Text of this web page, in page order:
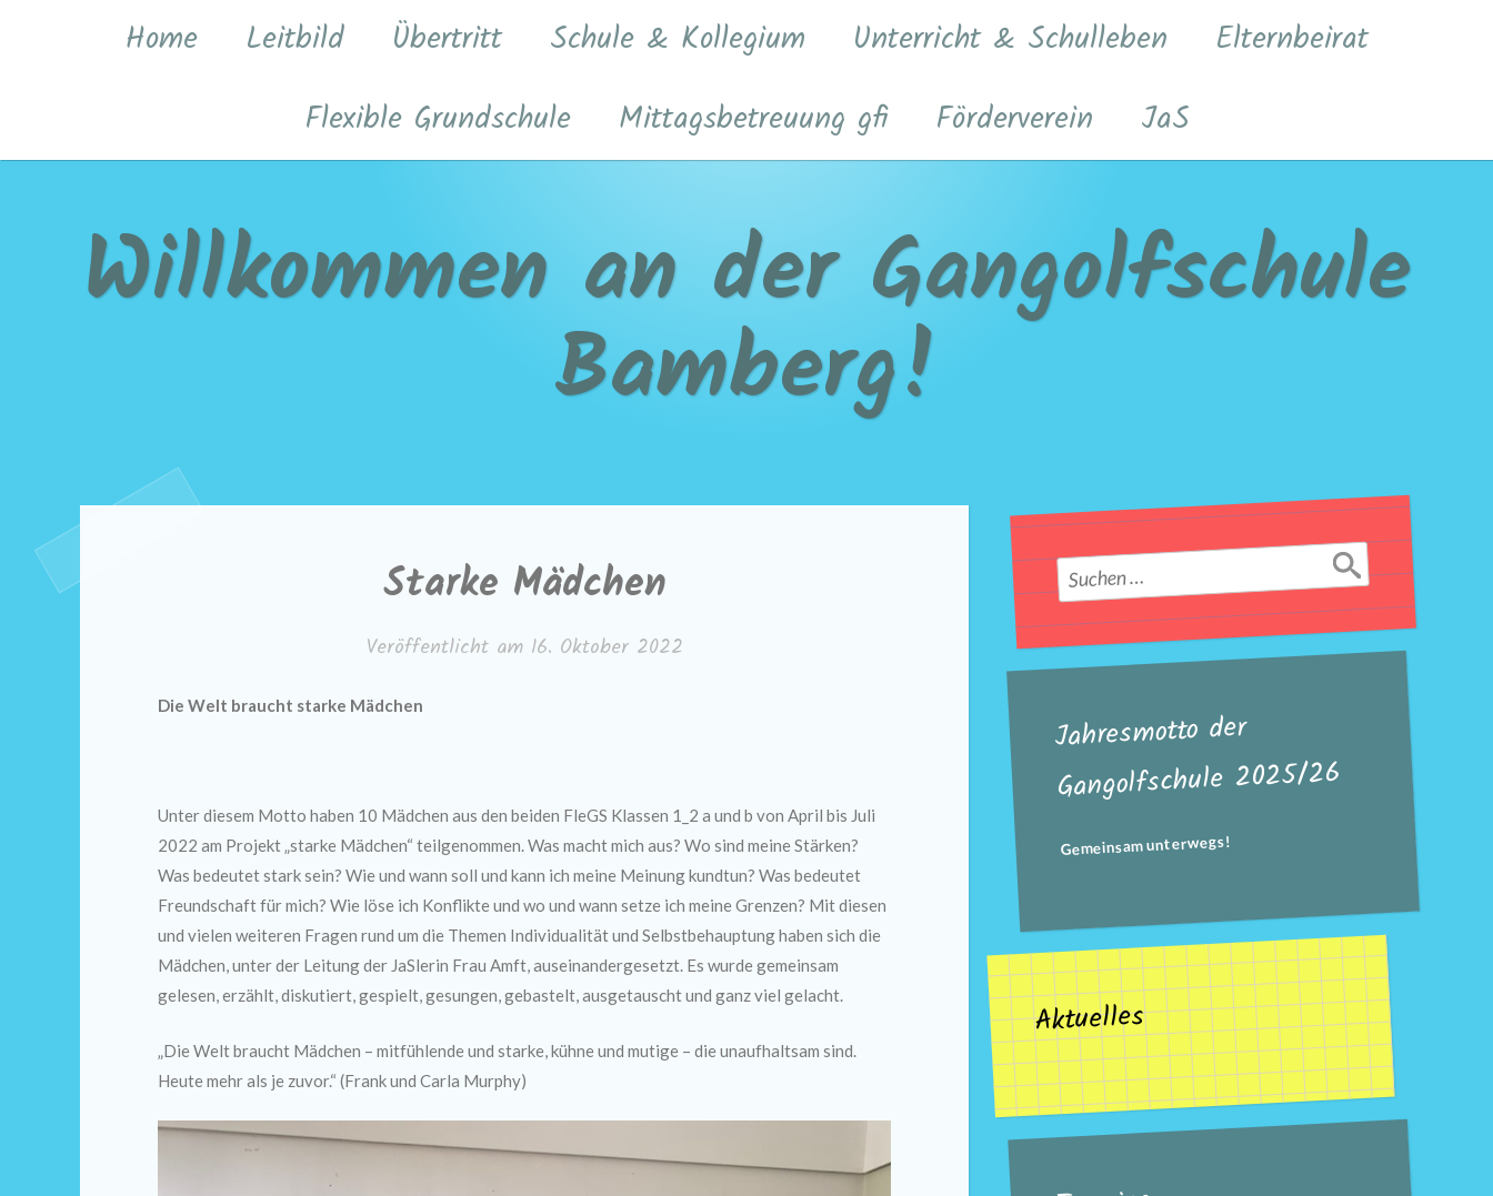
Home Leitbild Übertritt Schule & Kollegium Unterricht & Schulleben
Elternbeirat
Flexible Grundschule
Mittagsbetreuung gfi Förderverein JaS
Willkommen an der Gangolfschule
Bamberg!
Starke Mädchen
Veröffentlicht am 16. Oktober 2022
Die Welt braucht starke Mädchen
Unter diesem Motto haben 10 Mädchen aus den beiden FleGS Klassen 1_2 a und b von April bis Juli
2022 am Projekt „starke Mädchen“ teilgenommen. Was macht mich aus? Wo sind meine Stärken?
Was bedeutet stark sein? Wie und wann soll und kann ich meine Meinung kundtun? Was bedeutet
Freundschaft für mich? Wie löse ich Konflikte und wo und wann setze ich meine Grenzen? Mit diesen
und vielen weiteren Fragen rund um die Themen Individualität und Selbstbehauptung haben sich die
Mädchen, unter der Leitung der JaSlerin Frau Amft, auseinandergesetzt. Es wurde gemeinsam
gelesen, erzählt, diskutiert, gespielt, gesungen, gebastelt, ausgetauscht und ganz viel gelacht.
„Die Welt braucht Mädchen – mitfühlende und starke, kühne und mutige – die unaufhaltsam sind.
Heute mehr als je zuvor.“ (Frank und Carla Murphy)
Suchen
nach:
Jahresmotto der
Gangolfschule 2025/26
Gemeinsam unterwegs!
Aktuelles